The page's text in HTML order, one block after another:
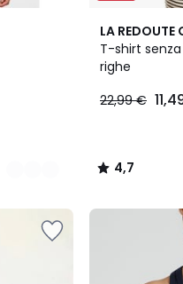
LA REDOUTE
T-shirt
righe
22,99 €
4,7
/ 5
4,7
/